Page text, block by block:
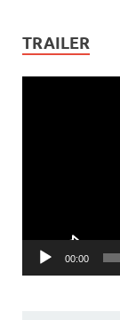
TRAILER
00:00